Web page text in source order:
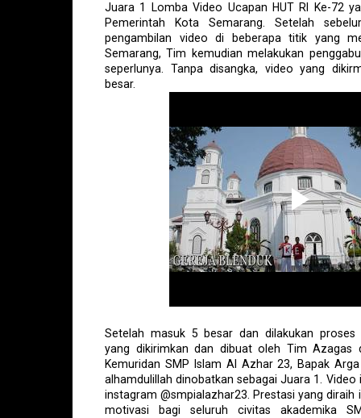
Juara 1 Lomba Video Ucapan HUT RI Ke-72
Pemerintah Kota Semarang. Setelah
pengambilan video di beberapa titik yang
Semarang, Tim kemudian melakukan
seperlunya. Tanpa disangka, video yang
besar.
Setelah masuk 5 besar dan dilakukan proses
yang dikirimkan dan dibuat oleh Tim Azagas
Kemuridan SMP Islam Al Azhar 23, Bapak
alhamdulillah dinobatkan sebagai Juara 1.
instagram @smpialazhar23. Prestasi yang
motivasi bagi seluruh civitas akademika